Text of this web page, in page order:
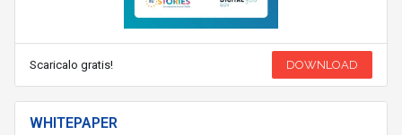
Scaricalo gratis! DOWNLOAD
WHITEPAPER